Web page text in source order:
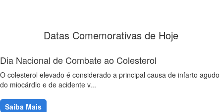
Datas Comemorativas de Hoje
Dia Nacional de Combate ao Colesterol
O colesterol elevado é considerado a principal causa de infarto agudo
do miocárdio e de acidente v...
Saiba Mais